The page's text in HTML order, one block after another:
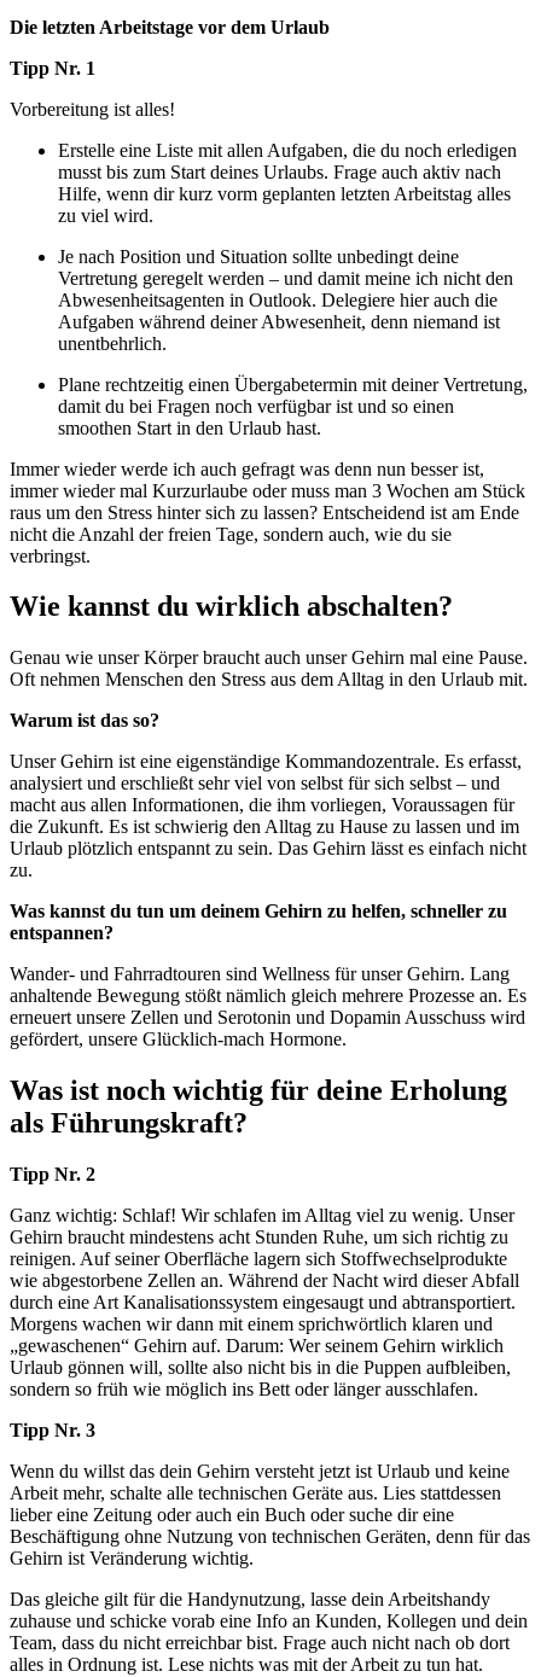
Die letzten Arbeitstage vor dem Urlaub
Tipp Nr. 1
Vorbereitung ist alles!
Erstelle eine Liste mit allen Aufgaben, die du noch erledigen
musst bis zum Start deines Urlaubs. Frage auch aktiv nach
Hilfe, wenn dir kurz vorm geplanten letzten Arbeitstag alles
zu viel wird.
Je nach Position und Situation sollte unbedingt deine
Vertretung geregelt werden – und damit meine ich nicht den
Abwesenheitsagenten in Outlook. Delegiere hier auch die
Aufgaben während deiner Abwesenheit, denn niemand ist
unentbehrlich.
Plane rechtzeitig einen Übergabetermin mit deiner Vertretung,
damit du bei Fragen noch verfügbar ist und so einen
smoothen Start in den Urlaub hast.
Immer wieder werde ich auch gefragt was denn nun besser ist,
immer wieder mal Kurzurlaube oder muss man 3 Wochen am Stück
raus um den Stress hinter sich zu lassen? Entscheidend ist am Ende
nicht die Anzahl der freien Tage, sondern auch, wie du sie
verbringst.
Wie kannst du wirklich abschalten?
Genau wie unser Körper braucht auch unser Gehirn mal eine Pause.
Oft nehmen Menschen den Stress aus dem Alltag in den Urlaub mit.
Warum ist das so?
Unser Gehirn ist eine eigenständige Kommandozentrale. Es erfasst,
analysiert und erschließt sehr viel von selbst für sich selbst – und
macht aus allen Informationen, die ihm vorliegen, Voraussagen für
die Zukunft. Es ist schwierig den Alltag zu Hause zu lassen und im
Urlaub plötzlich entspannt zu sein. Das Gehirn lässt es einfach nicht
zu.
Was kannst du tun um deinem Gehirn zu helfen, schneller zu
entspannen?
Wander- und Fahrradtouren sind Wellness für unser Gehirn. Lang
anhaltende Bewegung stößt nämlich gleich mehrere Prozesse an. Es
erneuert unsere Zellen und Serotonin und Dopamin Ausschuss wird
gefördert, unsere Glücklich-mach Hormone.
Was ist noch wichtig für deine Erholung
als Führungskraft?
Tipp Nr. 2
Ganz wichtig: Schlaf! Wir schlafen im Alltag viel zu wenig. Unser
Gehirn braucht mindestens acht Stunden Ruhe, um sich richtig zu
reinigen. Auf seiner Oberfläche lagern sich Stoffwechselprodukte
wie abgestorbene Zellen an. Während der Nacht wird dieser Abfall
durch eine Art Kanalisationssystem eingesaugt und abtransportiert.
Morgens wachen wir dann mit einem sprichwörtlich klaren und
„gewaschenen“ Gehirn auf. Da­rum: Wer seinem Gehirn wirklich
Urlaub gönnen will, sollte also nicht bis in die Puppen aufbleiben,
sondern so früh wie möglich ins Bett oder länger ausschlafen.
Tipp Nr. 3
Wenn du willst das dein Gehirn versteht jetzt ist Urlaub und keine
Arbeit mehr, schalte alle technischen Geräte aus. Lies stattdessen
lieber eine Zeitung oder auch ein Buch oder suche dir eine
Beschäftigung ohne Nutzung von technischen Geräten, denn für das
Gehirn ist Veränderung wichtig.
Das gleiche gilt für die Handynutzung, lasse dein Arbeitshandy
zuhause und schicke vorab eine Info an Kunden, Kollegen und dein
Team, dass du nicht erreichbar bist. Frage auch nicht nach ob dort
alles in Ordnung ist. Lese nichts was mit der Arbeit zu tun hat.